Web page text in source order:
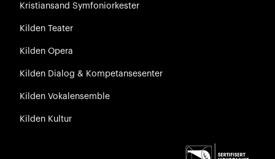
Kristiansand Symfoniorkester
Kilden Teater
Kilden Opera
Kilden Dialog & Kompetansesenter
Kilden Vokalensemble
Kilden Kultur